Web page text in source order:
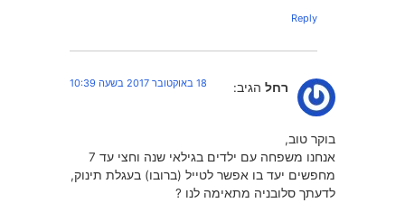
Reply
רחל הגיב: 18 באוקטובר 2017 בשעה 10:39
בוקר טוב,
אנחנו משפחה עם ילדים בגילאי שנה וחצי עד 7
מחפשים יעד בו אפשר לטייל (ברובו) בעגלת תינוק,
לדעתך סלובניה מתאימה לנו ?